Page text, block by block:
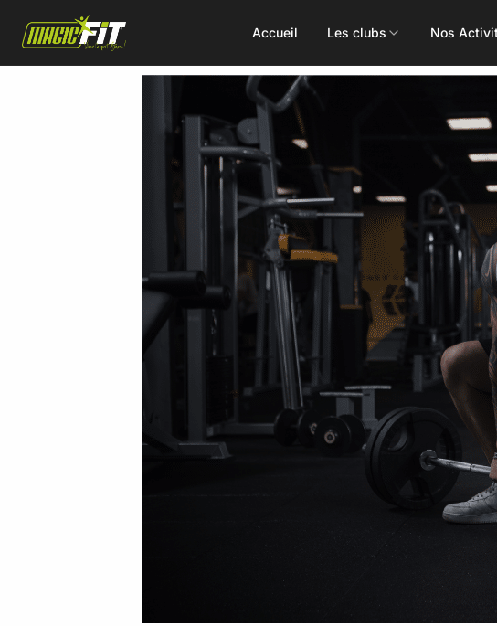
Accueil Les clubs Nos
DÉCOUVREZ NOS 75 ACTIVITÉS
Renforcement
Doux / Yoga
Small Group
Coaching
Perso
Functional
Hyrox
TRX
Les Mills
Body Pump
Body Attack
Body Combat
Body Balance